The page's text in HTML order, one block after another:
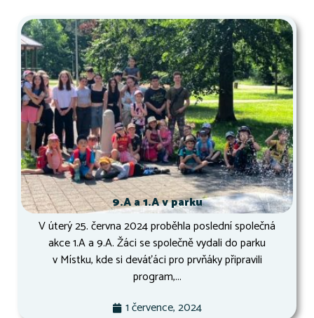
9.A a 1.A v parku
V úterý 25. června 2024 proběhla poslední společná
akce 1.A a 9.A. Žáci se společně vydali do parku
v Místku, kde si deváťáci pro prvňáky připravili
program,...
1 července, 2024